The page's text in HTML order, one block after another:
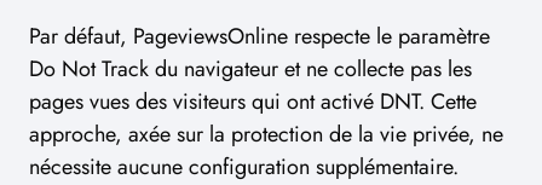
Par défaut, PageviewsOnline respecte le paramètre
Do Not Track du navigateur et ne collecte pas les
pages vues des visiteurs qui ont activé DNT. Cette
approche, axée sur la protection de la vie privée, ne
nécessite aucune configuration supplémentaire.